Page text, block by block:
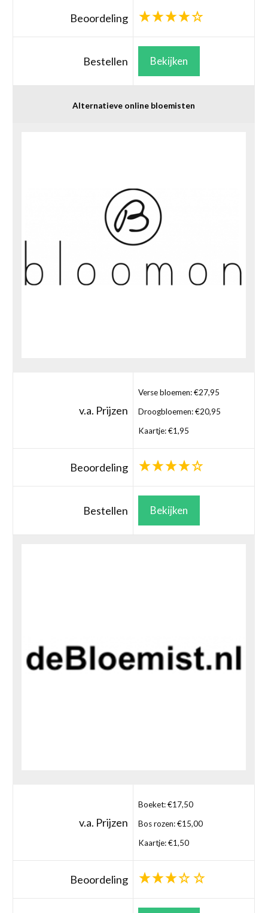
Beoordeling
Bestellen Bekijken
Alternatieve online bloemisten
v.a. Prijzen
Verse bloemen: €27,95
Droogbloemen: €20,95
Kaartje: €1,95
Beoordeling
Bestellen Bekijken
v.a. Prijzen
Boeket: €17,50
Bos rozen: €15,00
Kaartje: €1,50
Beoordeling